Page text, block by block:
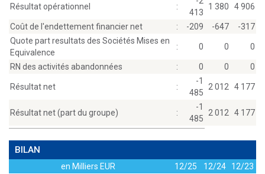
Résultat opérationnel :
413
1 380 4 906
Coût de l'endettement financier net : -209 -647
-317
Quote part resultats des Sociétés Mises en
Equivalence
: 0 0 0
RN des activités abandonnées : 0 0 0
Résultat net :
-1
485
2 012 4 177
Résultat net (part du groupe) :
-1
485
2 012 4 177
BILAN
en Milliers EUR 12/25 12/24
12/23